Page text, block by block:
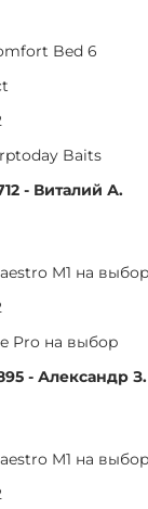
Bed 6
Baits
- Виталий А.
M1 на выбор
Pro на выбор
- Александр З.
M1 на выбор